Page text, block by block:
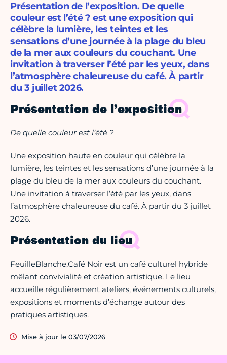
Présentation de l’exposition. De quelle
couleur est l’été ? est une exposition qui
célèbre la lumière, les teintes et les
sensations d’une journée à la plage du bleu
de la mer aux couleurs du couchant. Une
invitation à traverser l’été par les yeux, dans
l’atmosphère chaleureuse du café. À partir
du 3 juillet 2026.
Présentation de l’exposition
De quelle couleur est l’été ?
Une exposition haute en couleur qui célèbre la
lumière, les teintes et les sensations d’une journée à la
plage du bleu de la mer aux couleurs du couchant.
Une invitation à traverser l’été par les yeux, dans
l’atmosphère chaleureuse du café. À partir du 3 juillet
2026.
Présentation du lieu
FeuilleBlanche,Café Noir est un café culturel hybride
mêlant convivialité et création artistique. Le lieu
accueille régulièrement ateliers, événements culturels,
expositions et moments d’échange autour des
pratiques artistiques.
Mise à jour le 03/07/2026